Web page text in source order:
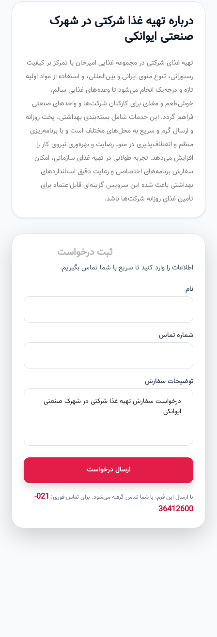
درباره تهیه غذا شرکتی در شهرک
صنعتی ایوانکی
تهیه غذای شرکتی در مجموعه غذایی امیرخان با تمرکز بر کیفیت
رستورانی، تنوع منوی ایرانی و بین‌المللی، و استفاده از مواد اولیه
تازه و درجه‌یک انجام می‌شود تا وعده‌های غذایی سالم،
خوش‌طعم و مغذی برای کارکنان شرکت‌ها و واحدهای صنعتی
فراهم گردد. این خدمات شامل بسته‌بندی بهداشتی، پخت روزانه
و ارسال گرم و سریع به محل‌های مختلف است و با برنامه‌ریزی
منظم و انعطاف‌پذیری در منو، رضایت و بهره‌وری نیروی کار را
افزایش می‌دهد. تجربه طولانی در تهیه غذای سازمانی، امکان
سفارش برنامه‌های اختصاصی و رعایت دقیق استانداردهای
بهداشتی باعث شده این سرویس گزینه‌ای قابل‌اعتماد برای
تأمین غذای روزانه شرکت‌ها باشد.
ثبت درخواست
اطلاعات را وارد کنید تا سریع با شما تماس بگیریم.
شماره تماس
توضیحات سفارش
ارسال درخواست
با ارسال این فرم، با شما تماس گرفته می‌شود. برای تماس فوری:
021-
36412600